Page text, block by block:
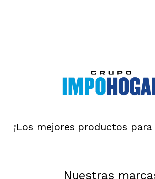
¡Los mejores productos
Nuestras